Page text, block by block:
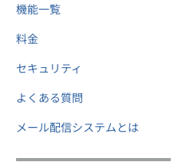
機能一覧
料金
セキュリティ
よくある質問
メール配信システムとは